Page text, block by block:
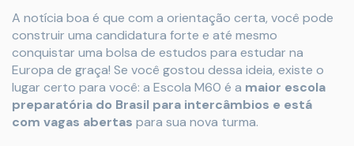
A notícia boa é que com a orientação certa, você pode
construir uma candidatura forte e até mesmo
conquistar uma bolsa de estudos para estudar na
Europa de graça! Se você gostou dessa ideia, existe o
lugar certo para você: a Escola M60 é a maior escola
preparatória do Brasil para intercâmbios e está
com vagas abertas para sua nova turma.